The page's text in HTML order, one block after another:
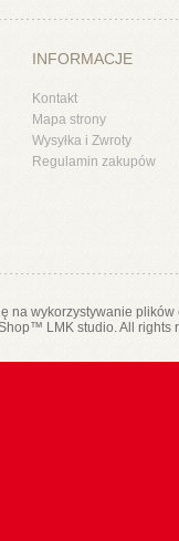
INFORMACJE
Kontakt
Mapa strony
Wysyłka i Zwroty
Regulamin zakupów
na wykorzystywanie
™ LMK studio. All rights